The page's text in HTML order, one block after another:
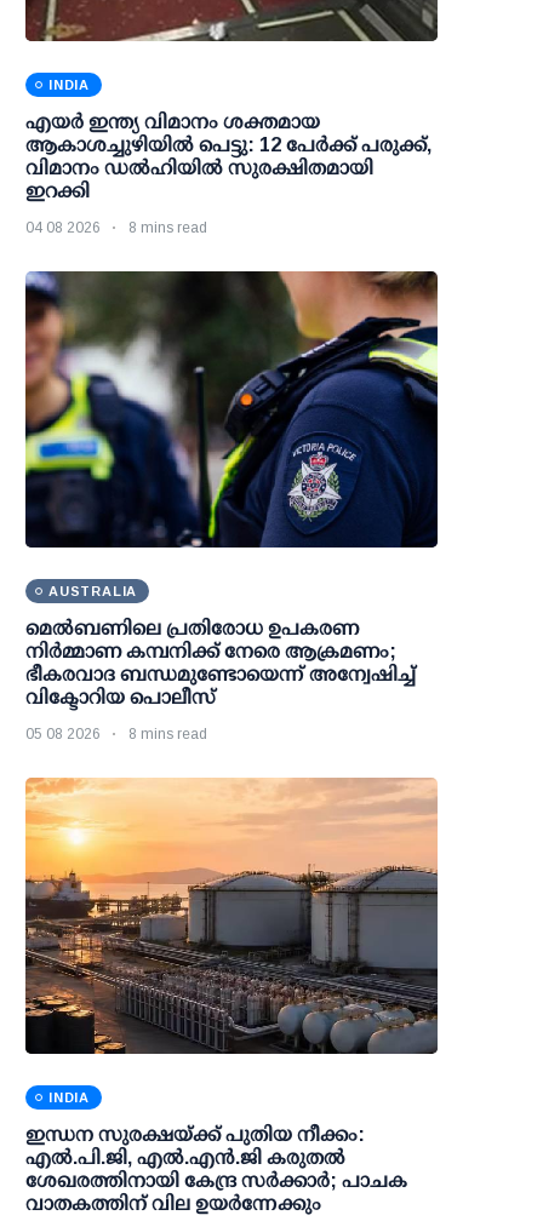
INDIA
എയര്‍ ഇന്ത്യ വിമാനം ശക്തമായ
ആകാശച്ചുഴിയില്‍ പെട്ടു: 12 പേര്‍ക്ക് പരുക്ക്,
വിമാനം ഡല്‍ഹിയില്‍ സുരക്ഷിതമായി
ഇറക്കി
04 08 2026 8 mins read
AUSTRALIA
മെല്‍ബണിലെ പ്രതിരോധ ഉപകരണ
നിര്‍മ്മാണ കമ്പനിക്ക് നേരെ ആക്രമണം;
ഭീകരവാദ ബന്ധമുണ്ടോയെന്ന് അന്വേഷിച്ച്
വിക്ടോറിയ പൊലീസ്
05 08 2026 8 mins read
INDIA
ഇന്ധന സുരക്ഷയ്ക്ക് പുതിയ നീക്കം:
എല്‍.പി.ജി, എല്‍.എന്‍.ജി കരുതല്‍
ശേഖരത്തിനായി കേന്ദ്ര സര്‍ക്കാര്‍; പാചക
വാതകത്തിന് വില ഉയര്‍ന്നേക്കും